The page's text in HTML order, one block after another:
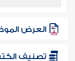
العرض
تصنيف